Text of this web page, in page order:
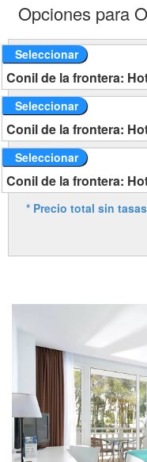
Opciones para
Seleccionar
Conil de la frontera:
Seleccionar
Conil de la frontera:
Seleccionar
Conil de la frontera:
* Precio total sin tasas